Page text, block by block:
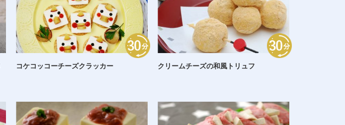
コケコッコーチーズクラッカー クリームチーズの和風トリュフ